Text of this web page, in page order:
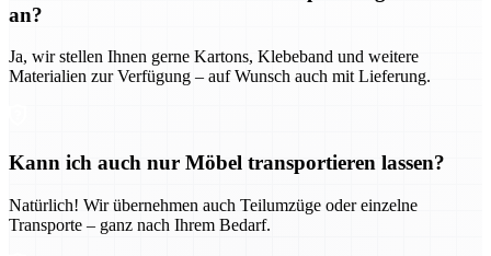
an?
Ja, wir stellen Ihnen gerne Kartons, Klebeband und weitere
Materialien zur Verfügung – auf Wunsch auch mit Lieferung.
Kann ich auch nur Möbel transportieren lassen?
Natürlich! Wir übernehmen auch Teilumzüge oder einzelne
Transporte – ganz nach Ihrem Bedarf.